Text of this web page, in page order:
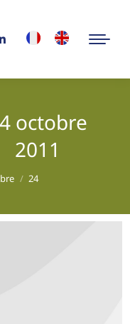
octobre
2011
24